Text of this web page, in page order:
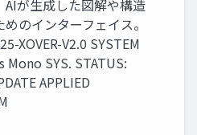
AIが生成した図解や構造
のインターフェイス。
XOVER-V2.0 SYSTEM
Mono SYS. STATUS:
APPLIED